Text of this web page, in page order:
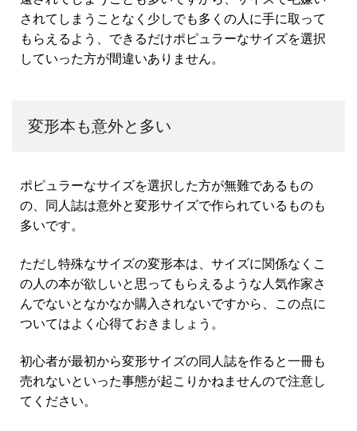
されてしまうことなく少しでも多くの人に手に取って
もらえるよう、できるだけポピュラーなサイズを選択
していった方が間違いありません。
変形本も意外と多い
ポピュラーなサイズを選択した方が無難であるもの
の、同人誌は意外と変形サイズで作られているものも
多いです。
ただし特殊なサイズの変形本は、サイズに関係なくこ
の人の本が欲しいと思ってもらえるような人気作家さ
んでないとなかなか購入されないですから、この点に
ついてはよく心得ておきましょう。
初心者が最初から変形サイズの同人誌を作ると一冊も
売れないといった事態が起こりかねませんので注意し
てください。